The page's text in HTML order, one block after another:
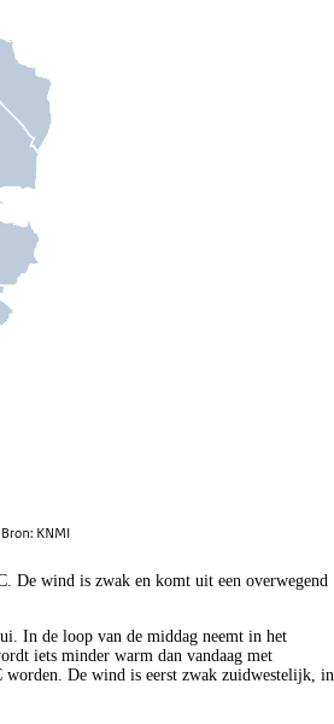
De wind is zwak en komt uit een overwegend
In de loop van de middag neemt in het
iets minder warm dan vandaag met
worden. De wind is eerst zwak zuidwestelijk, in